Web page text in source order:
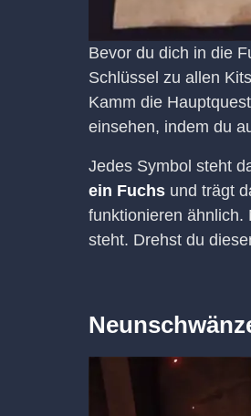
Bevor du dich in die
Schlüssel zu allen
Kamm die
einsehen, indem du
Jedes Symbol steht
ein Fuchs und trägt
funktionieren ähnlich.
steht. Drehst du